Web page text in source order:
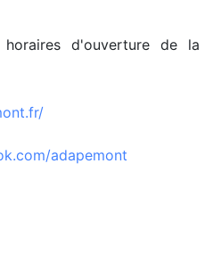
d'ouverture de la
adapemont